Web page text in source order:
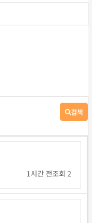
검색
게
판
검
1시간 전조회 2